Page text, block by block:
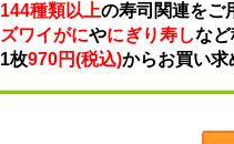
144種類以上の寿司関連をご
ズワイがにやにぎり寿しなど
1枚970円(税込)からお買い求